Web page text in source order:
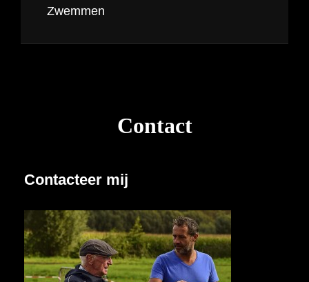
Zwemmen
Contact
Contacteer mij